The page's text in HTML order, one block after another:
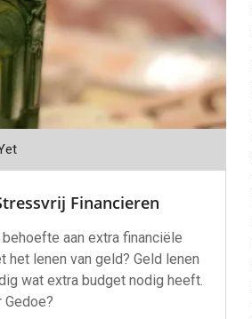
Financieren
aan extra financiële
lenen van geld? Geld lenen
wat extra budget nodig heeft.
Gedoe?